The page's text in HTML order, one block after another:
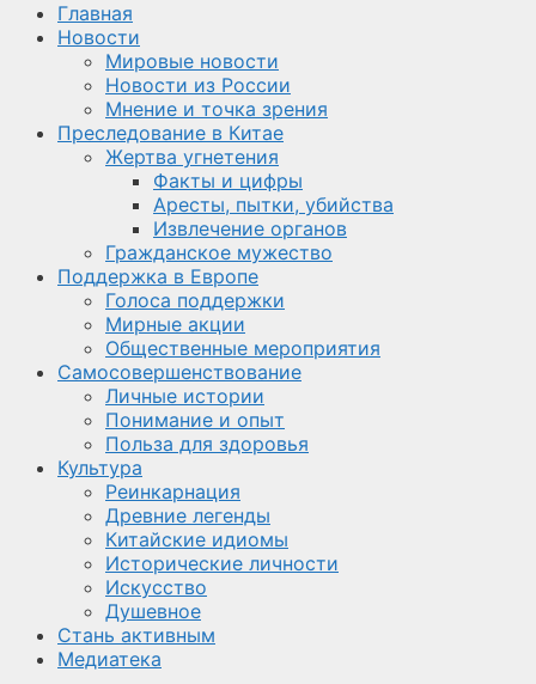
Главная
Новости
Мировые новости
Новости из России
Мнение и точка зрения
Преследование в Китае
Жертва угнетения
Факты и цифры
Аресты, пытки, убийства
Извлечение органов
Гражданское мужество
Поддержка в Европе
Голоса поддержки
Мирные акции
Общественные мероприятия
Самосовершенствование
Личные истории
Понимание и опыт
Польза для здоровья
Культура
Реинкарнация
Древние легенды
Китайские идиомы
Исторические личности
Искусство
Душевное
Стань активным
Медиатека